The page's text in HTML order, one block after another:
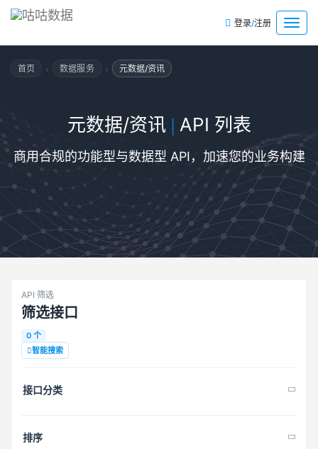
菜
单
登录/注册
首页 › 数据服务 › 元数据/资讯
元数据/资讯 | API 列表
商用合规的功能型与数据型 API，加速您的业务构建
API 筛选
筛选接口
0 个
智能搜索
接口分类
排序